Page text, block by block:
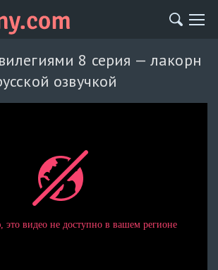
8 серия — лакорн
озвучкой